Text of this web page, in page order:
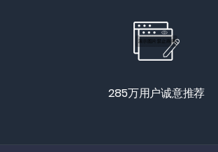
285万用户诚意推荐